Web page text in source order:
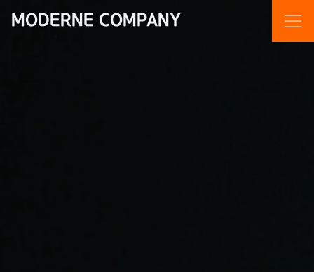
MODERNE COMPANY